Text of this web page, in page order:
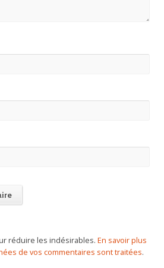
réduire les indésirables. En savoir plus
de vos commentaires sont traitées.